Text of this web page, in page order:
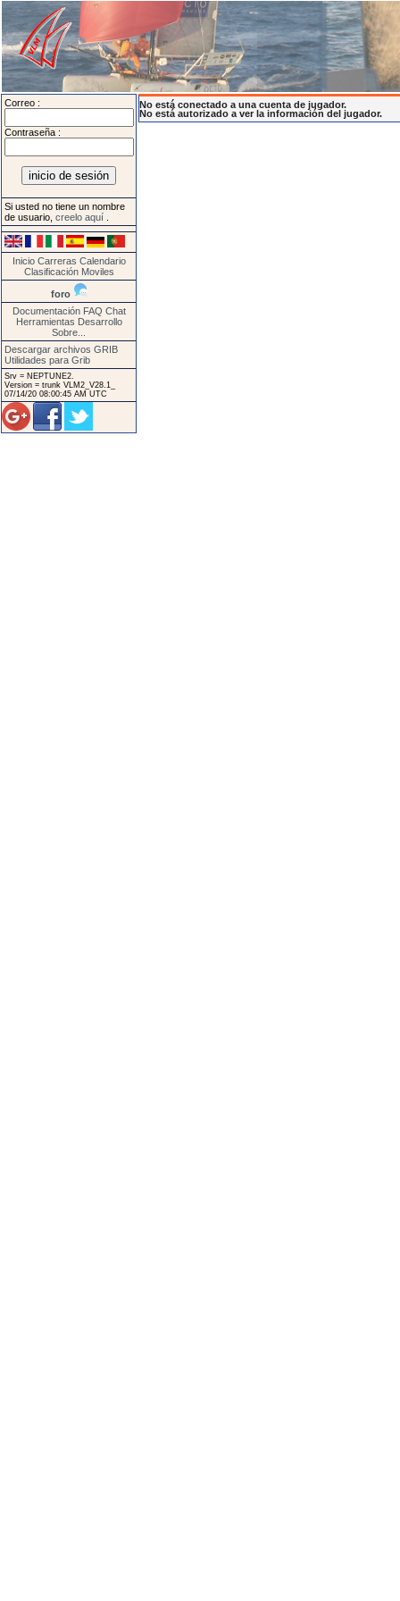
Correo :
Contraseña :
Si usted no tiene un nombre
de usuario, creelo aquí
Inicio Carreras Calendario
Clasificación Moviles
foro
Documentación FAQ Chat
Herramientas Desarrollo
Sobre...
Descargar archivos GRIB
Utilidades para Grib
Srv = NEPTUNE2.
Version = trunk VLM2_V28.1_
07/14/20 08:00:45 AM UTC
No está conectado a una cuenta de jugador.
No está autorizado a ver la información del jugador.